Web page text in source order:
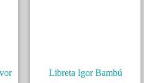
Libreta Igor Bambú